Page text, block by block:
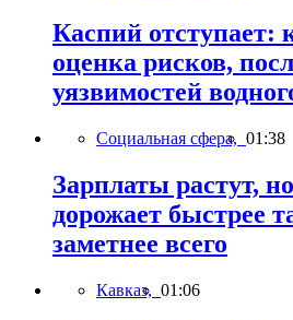
Каспий отступает:
оценка рисков,
уязвимостей
Социальная сфера, 01:38
Зарплаты растут,
дорожает быстрее
заметнее всего
Кавказ, 01:06